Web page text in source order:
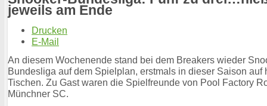
jeweils am Ende
Drucken
E-Mail
An diesem Wochenende stand bei dem Breakers wieder
Bundesliga auf dem Spielplan, erstmals in dieser Saison auf
Tischen. Zu Gast waren die Spielfreunde von Pool Factory
Münchner SC.